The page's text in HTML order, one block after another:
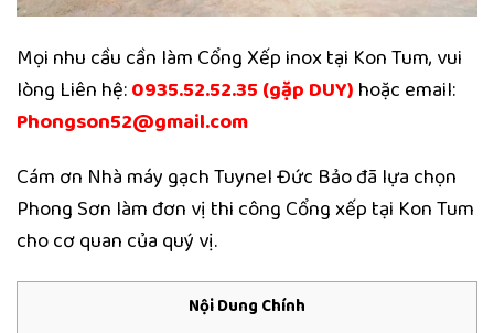
Mọi nhu cầu cần làm Cổng Xếp inox tại Kon Tum, vui
lòng Liên hệ:0935.52.52.35 (gặp DUY)hoặc email:
Phongson52@gmail.com
Cám ơn Nhà máy gạch Tuynel Đức Bảo đã lựa chọn
Phong Sơn làm đơn vị thi công Cổng xếp tại Kon Tum
cho cơ quan của quý vị.
Nội Dung Chính